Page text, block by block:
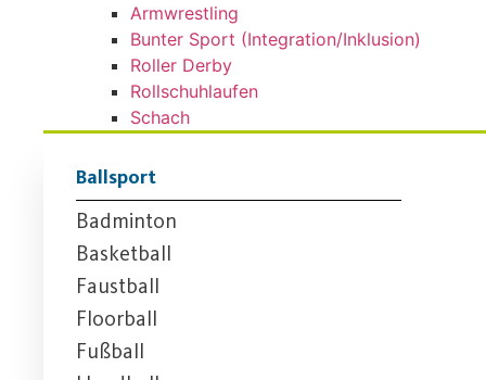
Armwrestling
Bunter Sport (Integration/Inklusion)
Roller Derby
Rollschuhlaufen
Schach
Ballsport
Badminton
Basketball
Faustball
Floorball
Fußball